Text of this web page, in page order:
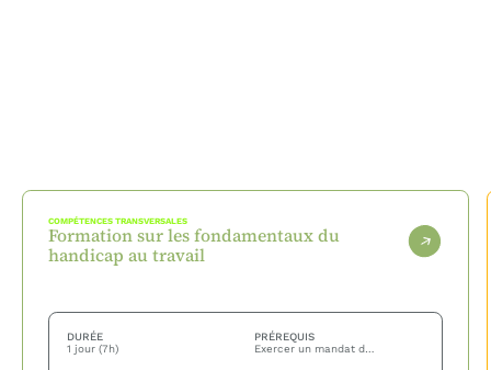
COMPÉTENCES TRANSVERSALES
Formation sur les fondamentaux du
handicap au travail
DURÉE
1 jour (7h)
PRÉREQUIS
Exercer un mandat de représentant du personnel ou une fonction syndicale en entreprise — aucune connaissance préalable du handicap n'est nécessaire.